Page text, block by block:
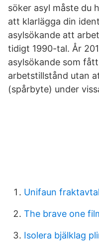
söker asyl måste du
att klarlägga din
asylsökande att
tidigt 1990-tal. År
asylsökande som
arbetstillstånd utan
(spårbyte) under
Unifaun fraktavtal
The brave one
Isolera bjälklag